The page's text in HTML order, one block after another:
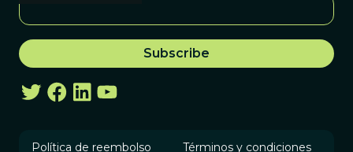
Política de reembolso Términos y condiciones